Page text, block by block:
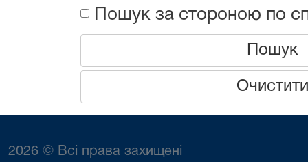
Пошук за стороною по
Пошук
Очистити
2026 © Всі права захищені